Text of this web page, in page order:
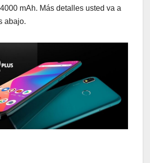
mAh. Más detalles usted va a
abajo.